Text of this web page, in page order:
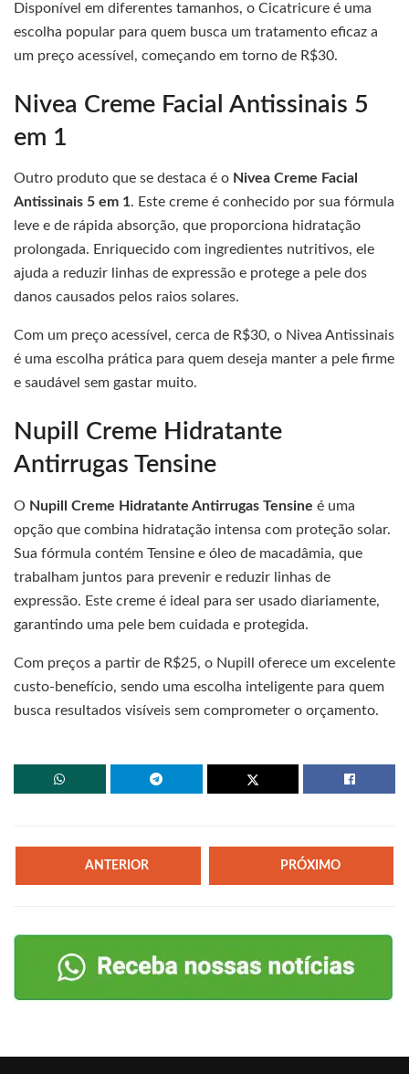
Disponível em diferentes tamanhos, o Cicatricure é uma
escolha popular para quem busca um tratamento eficaz a
um preço acessível, começando em torno de R$30.
Nivea Creme Facial Antissinais 5
em 1
Outro produto que se destaca é o Nivea Creme Facial
Antissinais 5 em 1. Este creme é conhecido por sua fórmula
leve e de rápida absorção, que proporciona hidratação
prolongada. Enriquecido com ingredientes nutritivos, ele
ajuda a reduzir linhas de expressão e protege a pele dos
danos causados pelos raios solares.
Com um preço acessível, cerca de R$30, o Nivea Antissinais
é uma escolha prática para quem deseja manter a pele firme
e saudável sem gastar muito.
Nupill Creme Hidratante
Antirrugas Tensine
O Nupill Creme Hidratante Antirrugas Tensine é uma
opção que combina hidratação intensa com proteção solar.
Sua fórmula contém Tensine e óleo de macadâmia, que
trabalham juntos para prevenir e reduzir linhas de
expressão. Este creme é ideal para ser usado diariamente,
garantindo uma pele bem cuidada e protegida.
Com preços a partir de R$25, o Nupill oferece um excelente
custo-benefício, sendo uma escolha inteligente para quem
busca resultados visíveis sem comprometer o orçamento.
ANTERIOR PRÓXIMO